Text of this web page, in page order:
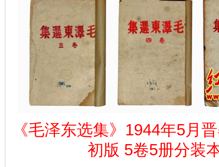
《毛泽东选集》1944年5月
初版 5卷5册分装